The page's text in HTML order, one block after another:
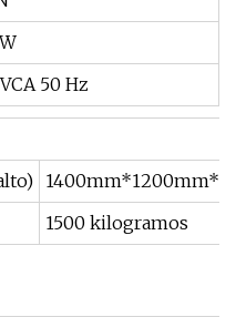
50 Hz
1500 kilogramos